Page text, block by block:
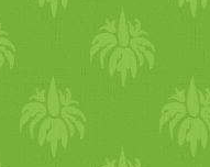
meghálálja.